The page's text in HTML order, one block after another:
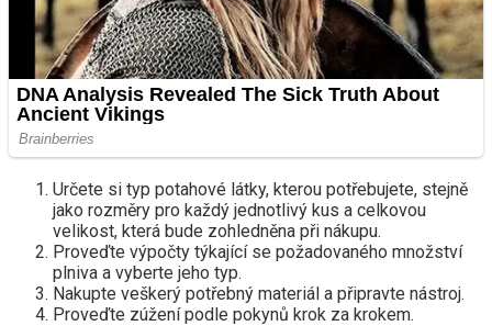
Určete si typ potahové látky, kterou potřebujete, stejně
jako rozměry pro každý jednotlivý kus a celkovou
velikost, která bude zohledněna při nákupu.
Proveďte výpočty týkající se požadovaného množství
plniva a vyberte jeho typ.
Nakupte veškerý potřebný materiál a připravte nástroj.
Proveďte zúžení podle pokynů krok za krokem.